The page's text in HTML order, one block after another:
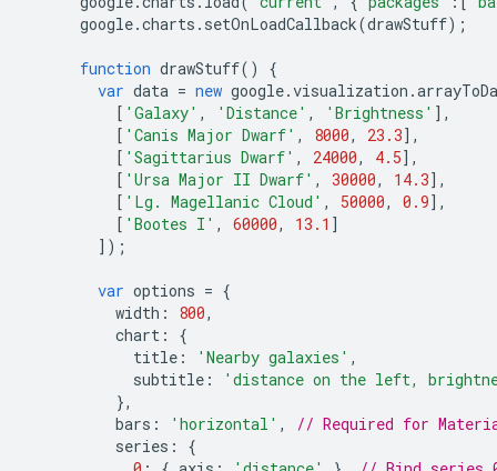
google.charts . setOnLoadCallback(drawStuff);
function drawStuff()
{
var data = new google.visualization .
[ 'Galaxy' , 'Distance' , 'Brightness' ],
[ 'Canis Major Dwarf' , 8000, 23.3],
[ 'Sagittarius Dwarf' , 24000, 4.5],
[ 'Ursa Major II Dwarf' , 30000, 14.3],
[ 'Lg. Magellanic Cloud' , 50000, 0.9],
[ 'Bootes I' , 60000, 13.1 ]
]);
var options = {
width : 800,
chart :
{
title : 'Nearby galaxies' ,
subtitle :
'distance on the left,
},
bars : 'horizontal' ,
// Required for
series :
{